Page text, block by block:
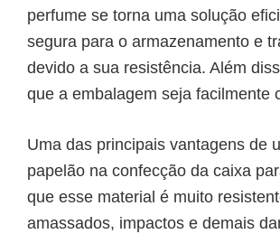
perfume se torna uma solução
segura para o armazenamento e
devido a sua resistência. Além
que a embalagem seja facilmente
Uma das principais vantagens de
papelão na confecção da caixa
que esse material é muito
amassados, impactos e demais